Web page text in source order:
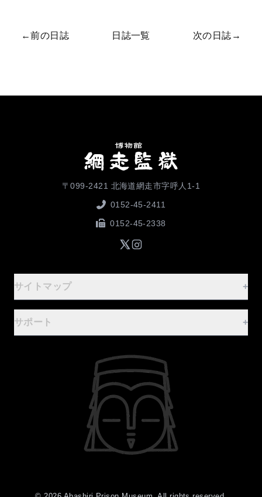
←前の日誌 日誌一覧 次の日誌 →
〒099-2421 北海道網走市字呼人1-1
0152-45-2411
0152-45-2338
サイトマップ +
ご案内
設備・レンタル
サポート +
お問合せフォーム
資料・ロゴマークの利用